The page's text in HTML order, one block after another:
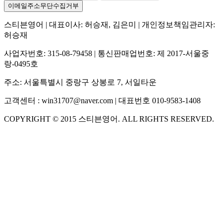
이메일주소무단수집거부
스티븐영어 | 대표이사: 허승재, 김은미
| 개인정보책임관리자:
허승재
사업자번호: 315-08-79458 | 통신판매업번호: 제 2017-서울중
랑-0495호
주소: 서울특별시 중랑구 상봉로 7, 서일타운
고객센터 : win31707@naver.com | 대표번호 010-9583-1408
COPYRIGHT © 2015 스티븐영어 . ALL RIGHTS RESERVED.